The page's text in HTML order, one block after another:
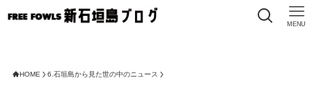
MENU
HOME 6.石垣島から見た世の中のニュース